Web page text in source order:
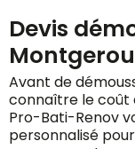
Devis
Avant de
connaître le coût
Pro-Bati-Renov
personnalisé